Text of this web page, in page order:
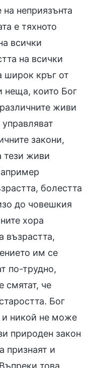
неприязънта
е тяхното
всички
на всички
кръг от
неща, които Бог
живи
закони,
тези живи
болестта
до човешкия
хора
възрастта,
им се
по-трудно,
смятат, че
Бог
и никой не може
природен закон
признаят и
това,